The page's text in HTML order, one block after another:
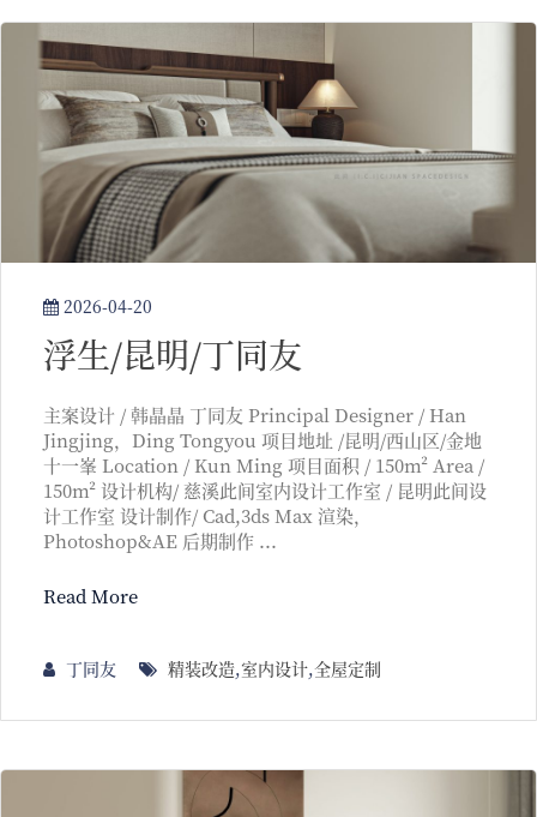
2026-04-20
浮生/昆明/丁同友
主案设计 / 韩晶晶 丁同友 Principal Designer / Han
Jingjing，Ding Tongyou 项目地址 /昆明/西山区/金地
十一峯 Location / Kun Ming 项目面积 / 150m² Area /
150m² 设计机构/ 慈溪此间室内设计工作室 / 昆明此间设
计工作室 设计制作/ Cad,3ds Max 渲染，
Photoshop&AE 后期制作 ...
Read More
丁同友 精装改造,室内设计,全屋定制